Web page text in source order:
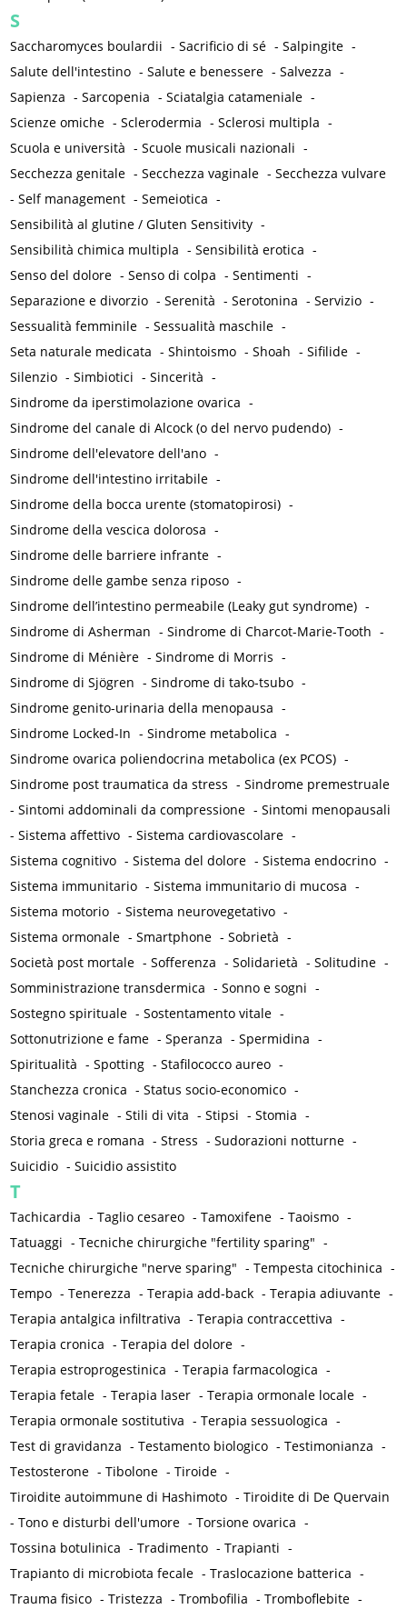
S
Saccharomyces boulardii -Sacrificio di sé -Salpingite -
Salute dell'intestino -Salute e benessere -Salvezza -
Sapienza -Sarcopenia -Sciatalgia catameniale -
Scienze omiche -Sclerodermia -Sclerosi multipla -
Scuola e università -Scuole musicali nazionali -
Secchezza genitale -Secchezza vaginale -Secchezza vulvare
-Self management -Semeiotica -
Sensibilità al glutine / Gluten Sensitivity -
Sensibilità chimica multipla -Sensibilità erotica -
Senso del dolore -Senso di colpa -Sentimenti -
Separazione e divorzio -Serenità -Serotonina -Servizio -
Sessualità femminile -Sessualità maschile -
Seta naturale medicata -Shintoismo -Shoah -Sifilide -
Silenzio -Simbiotici -Sincerità -
Sindrome da iperstimolazione ovarica -
Sindrome del canale di Alcock (o del nervo pudendo) -
Sindrome dell'elevatore dell'ano -
Sindrome dell'intestino irritabile -
Sindrome della bocca urente (stomatopirosi) -
Sindrome della vescica dolorosa -
Sindrome delle barriere infrante -
Sindrome delle gambe senza riposo -
Sindrome dell’intestino permeabile (Leaky gut syndrome) -
Sindrome di Asherman -Sindrome di Charcot-Marie-Tooth -
Sindrome di Ménière -Sindrome di Morris -
Sindrome di Sjögren -Sindrome di tako-tsubo -
Sindrome genito-urinaria della menopausa -
Sindrome Locked-In -Sindrome metabolica -
Sindrome ovarica poliendocrina metabolica (ex PCOS) -
Sindrome post traumatica da stress -Sindrome premestruale
-Sintomi addominali da compressione -Sintomi menopausali
-Sistema affettivo -Sistema cardiovascolare -
Sistema cognitivo -Sistema del dolore -Sistema endocrino -
Sistema immunitario -Sistema immunitario di mucosa -
Sistema motorio -Sistema neurovegetativo -
Sistema ormonale -Smartphone -Sobrietà -
Società post mortale -Sofferenza -Solidarietà -Solitudine -
Somministrazione transdermica -Sonno e sogni -
Sostegno spirituale -Sostentamento vitale -
Sottonutrizione e fame -Speranza -Spermidina -
Spiritualità -Spotting -Stafilococco aureo -
Stanchezza cronica -Status socio-economico -
Stenosi vaginale -Stili di vita -Stipsi -Stomia -
Storia greca e romana -Stress -Sudorazioni notturne -
Suicidio -Suicidio assistito
T
Tachicardia -Taglio cesareo -Tamoxifene -Taoismo -
Tatuaggi -Tecniche chirurgiche "fertility sparing" -
Tecniche chirurgiche "nerve sparing" -Tempesta citochinica -
Tempo -Tenerezza -Terapia add-back -Terapia adiuvante -
Terapia antalgica infiltrativa -Terapia contraccettiva -
Terapia cronica -Terapia del dolore -
Terapia estroprogestinica -Terapia farmacologica -
Terapia fetale -Terapia laser -Terapia ormonale locale -
Terapia ormonale sostitutiva -Terapia sessuologica -
Test di gravidanza -Testamento biologico -Testimonianza -
Testosterone -Tibolone -Tiroide -
Tiroidite autoimmune di Hashimoto -Tiroidite di De Quervain
-Tono e disturbi dell'umore -Torsione ovarica -
Tossina botulinica -Tradimento -Trapianti -
Trapianto di microbiota fecale -Traslocazione batterica -
Trauma fisico -Tristezza -Trombofilia -Tromboflebite -